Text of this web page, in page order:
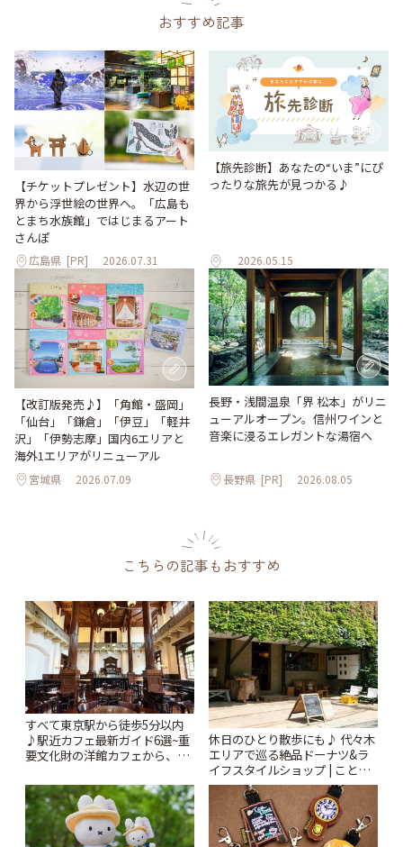
おすすめ記事
【チケットプレゼント】水辺の世
界から浮世絵の世界へ。「広島も
とまち水族館」ではじまるアート
さんぽ
広島県 [PR] 2026.07.31
【旅先診断】あなたの“いま”にぴ
ったりな旅先が見つかる♪
2026.05.15
【改訂版発売♪】「角館・盛岡」
「仙台」「鎌倉」「伊豆」「軽井
沢」「伊勢志摩」国内6エリアと
海外1エリアがリニューアル
宮城県 2026.07.09
長野・浅間温泉「界 松本」がリニ
ューアルオープン。信州ワインと
音楽に浸るエレガントな湯宿へ
長野県 [PR] 2026.08.05
こちらの記事もおすすめ
すべて東京駅から徒歩5分以内
♪駅近カフェ最新ガイド6選~重
要文化財の洋館カフェから、改
りっぷ
休日のひとり散歩にも♪ 代々木
エリアで巡る絶品ドーナツ&ラ
イフスタイルショップ | ことり
っぷ